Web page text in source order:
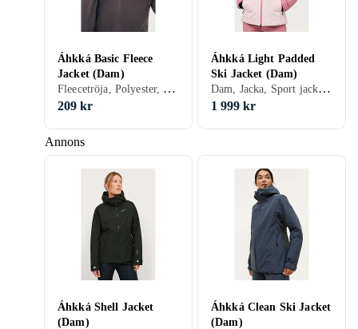
Annons
Áhkká Basic Fleece
Jacket (Dam)
Fleecetröja, Polyester, Fleece
209 kr
Áhkká Light Padded
Ski Jacket (Dam)
Dam, Jacka, Sport jacka, Vinter
1 999 kr
Áhkká Shell Jacket
(Dam)
Áhkká Clean Ski Jacket
(Dam)